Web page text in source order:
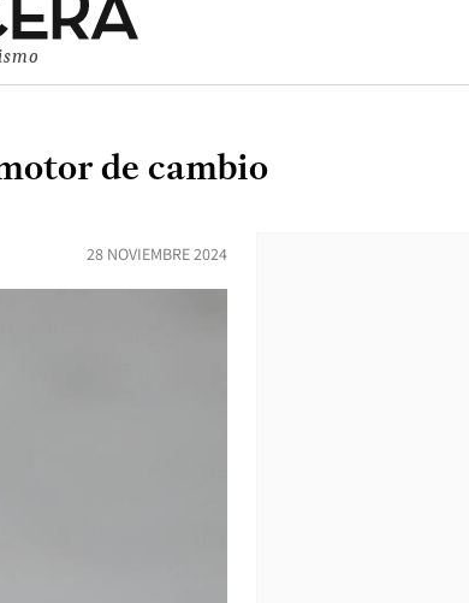
de cambio
28 NOVIEMBRE 2024